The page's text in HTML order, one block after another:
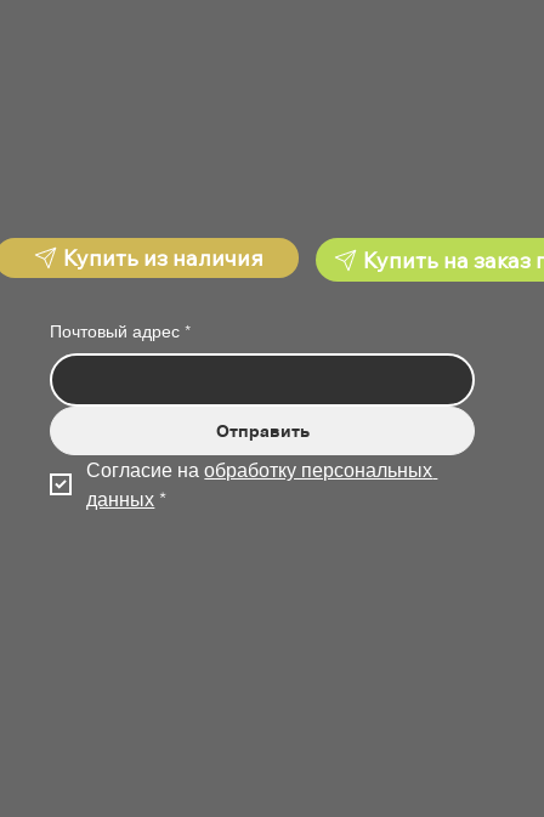
Почтовый адрес *
Отправить
Согласие на обработку персональных
данных *
Купить из наличия Купить на